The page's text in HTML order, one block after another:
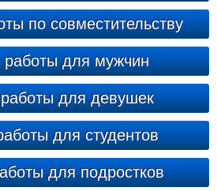
по совместительству
работы для мужчин
для девушек
для студентов
для подростков